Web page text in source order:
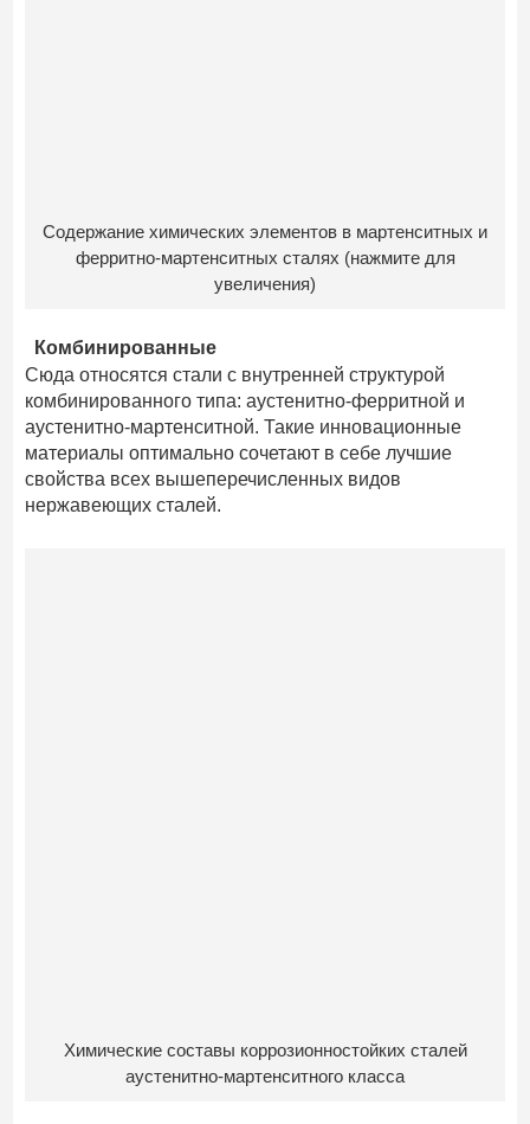
Содержание химических элементов в мартенситных и
ферритно-мартенситных сталях (нажмите для
увеличения)
Комбинированные
Сюда относятся стали с внутренней структурой
комбинированного типа: аустенитно-ферритной и
аустенитно-мартенситной. Такие инновационные
материалы оптимально сочетают в себе лучшие
свойства всех вышеперечисленных видов
нержавеющих сталей.
Химические составы коррозионностойких сталей
аустенитно-мартенситного класса